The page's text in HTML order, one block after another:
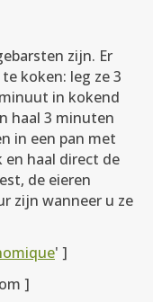
zijn. Er
koken: leg ze 3
in kokend
haal 3 minuten
in een pan met
haal direct de
de eieren
zijn wanneer u ze
' ]
]